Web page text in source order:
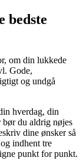
bedste
om din lukkede
Gode,
og undgå
hverdag, din
du aldrig nøjes
dine ønsker så
indhent tre
punkt for punkt.